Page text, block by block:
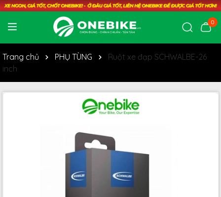
0
Trang chủ PHỤ TÙNG
Ruột xe đạp SCHWALBE-26
inch